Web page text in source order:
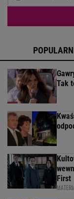
Tak
First